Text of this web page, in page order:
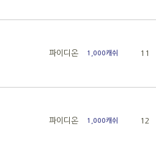
파이디온 1,000캐쉬 11
파이디온 1,000캐쉬 12